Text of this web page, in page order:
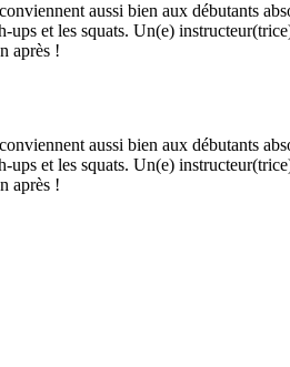
aussi bien aux débutants
ups et les squats. Un(e)
après !
aussi bien aux débutants
ups et les squats. Un(e)
après !